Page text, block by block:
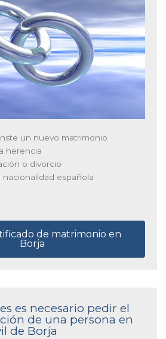
un nuevo matrimonio
herencia
o divorcio
española
de matrimonio en
Borja
es necesario pedir el
de una persona en
de Borja